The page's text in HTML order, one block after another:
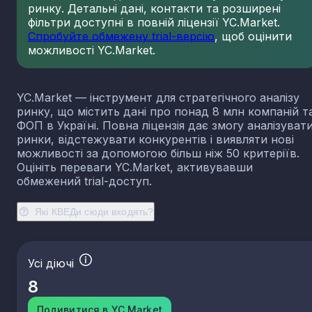
Які КВЕДи сюди входять?
ринку. Детальні дані, контакти та розширені
фільтри доступні в повній ліцензії YC.Market.
Спробуйте обмежену trial-версію, щоб оцінити
можливості YC.Market.
YC.Market — інструмент для стратегічного аналізу
ринку, що містить дані про понад 8 млн компаній
ФОП в Україні. Повна ліцензія дає змогу
ринки, відстежувати конкурентів і виявляти нові
можливості за допомогою більш ніж 50 критеріїв.
Оцініть переваги YC.Market, активувавши
обмежений trial-доступ.
Усі діючі
8
Подивитися в YC.Market
23.13 Виробництво порожнистого скла
23.14 Виробництво скловолокна
23.19 Виробництво й оброблення інших скляних
23.31 Виробництво керамічних плиток і плит
23.32 Виробництво цегли, черепиці та інших
виробів із випаленої глини
23.41
Виробництво господарських і декоративних
керамічних виробів
23.42
Виробництво керамічних санітарно-технічних
23.43 Виробництво керамічних електроізоляторів та
ізоляційної арматури
призначення
23.49 Виробництво інших керамічних виробів
23.52 Виробництво вапна та гіпсових сумішей